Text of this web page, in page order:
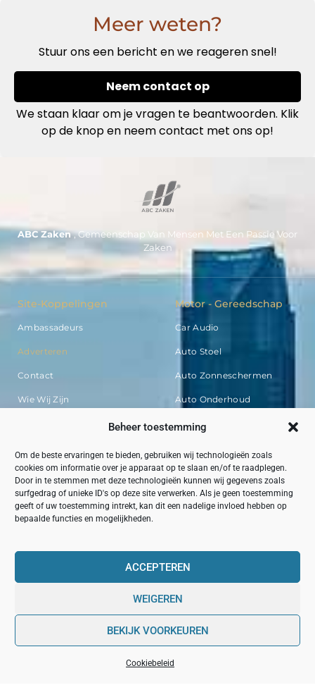
Beheer toestemming
Om de beste ervaringen te bieden, gebruiken wij technologieën zoals
cookies om informatie over je apparaat op te slaan en/of te raadplegen.
Door in te stemmen met deze technologieën kunnen wij gegevens zoals
surfgedrag of unieke ID's op deze site verwerken. Als je geen toestemming
geeft of uw toestemming intrekt, kan dit een nadelige invloed hebben op
bepaalde functies en mogelijkheden.
ACCEPTEREN
WEIGEREN
BEKIJK VOORKEUREN
Cookiebeleid
Meer weten?
Stuur ons een bericht en we reageren snel!
Neem contact op
We staan klaar om je vragen te beantwoorden. Klik
op de knop en neem contact met ons op!
ABC Zaken, Gemeenschap Van Mensen Met Een Passie Voor
Zaken
Site-Koppelingen
Ambassadeurs
Adverteren
Contact
Wie Wij Zijn
Website: Jouw Complete
Gids
Backlinks Kopen In
Nederland: Jouw Gids Naar
Betere Online
Zichtbaarheid
Motor - Gereedschap
Car Audio
Auto Stoel
Auto Zonneschermen
Auto Onderhoud
Auto Motor Olie
Archiefkast
Bureau